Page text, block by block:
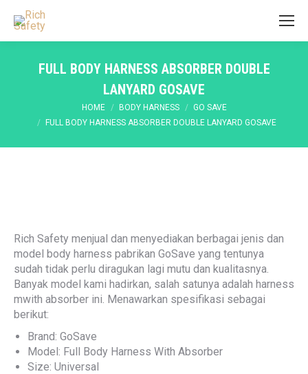
FULL BODY HARNESS ABSORBER DOUBLE
LANYARD GOSAVE
HOME BODY HARNESS
GO SAVE
FULL BODY HARNESS ABSORBER DOUBLE LANYARD GOSAVE
Rich Safety menjual dan menyediakan berbagai jenis dan
model body harness pabrikan GoSave yang tentunya
sudah tidak perlu diragukan lagi mutu dan kualitasnya.
Banyak model kami hadirkan, salah satunya adalah harness
mwith absorber ini. Menawarkan spesifikasi sebagai
berikut:
Brand: GoSave
Model: Full Body Harness With Absorber
Size: Universal